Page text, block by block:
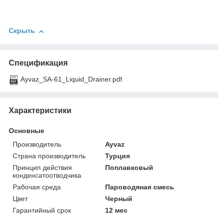
Скрыть
Спецификация
Ayvaz_SA-61_Liquid_Drainer.pdf
Характеристики
Основные
Производитель
Ayvaz
Страна производитель
Турция
Принцип действия
конденсатоотводчика
Поплавковый
Рабочая среда
Пароводяная смесь
Цвет
Черный
Гарантийный срок
12 мес